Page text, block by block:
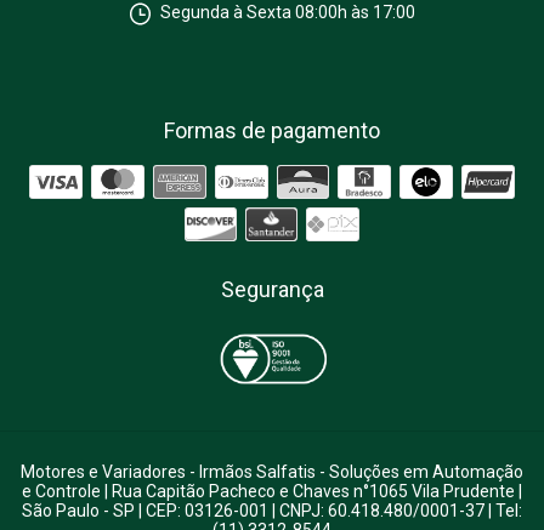
Segunda à Sexta 08:00h às 17:00
Formas de pagamento
Segurança
Motores e Variadores - Irmãos Salfatis - Soluções em Automação
e Controle | Rua Capitão Pacheco e Chaves n°1065 Vila Prudente |
São Paulo - SP | CEP: 03126-001 | CNPJ: 60.418.480/0001-37 | Tel: